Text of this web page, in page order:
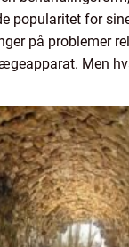
popularitet for
på problemer
Men
sundhed? ...